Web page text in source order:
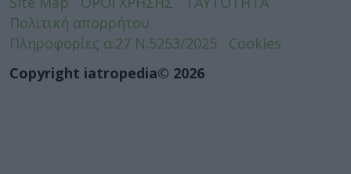
Πολιτική απορρήτου
Πληροφορίες α.27 Ν.5253/2025
Cookies
Copyright iatropedia© 2026